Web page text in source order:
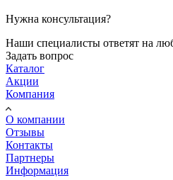
Нужна консультация?
Наши специалисты ответят на
Задать вопрос
Каталог
Акции
Компания
О компании
Отзывы
Контакты
Партнеры
Информация